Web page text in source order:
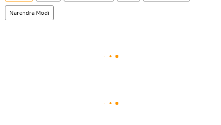
Narendra Modi